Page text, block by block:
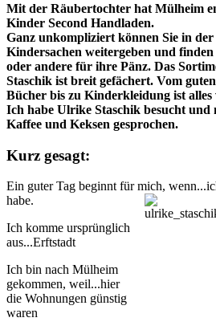
Mit der Räubertochter hat Mülheim
Kinder Second Handladen.
Ganz unkompliziert können Sie in
Kindersachen weitergeben und
oder andere für ihre Pänz. Das
Staschik ist breit gefächert. Vom
Bücher bis zu Kinderkleidung ist alles
Ich habe Ulrike Staschik besucht und
Kaffee und Keksen gesprochen.
Kurz gesagt:
Ein guter Tag beginnt für mich,
habe.
Ich komme ursprünglich
aus...Erftstadt
Ich bin nach Mülheim
gekommen, weil...hier
die Wohnungen günstig
waren